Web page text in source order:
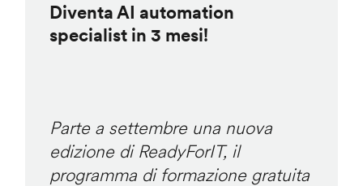
Diventa AI automation
specialist in 3 mesi!
Parte a settembre una nuova
edizione di ReadyForIT, il
programma di formazione gratuita